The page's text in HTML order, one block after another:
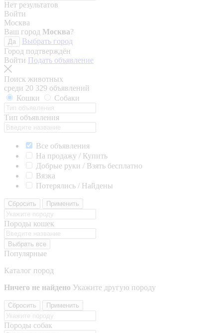
Нет результатов
Войти
Москва
Ваш город Москва?
Да
Выбрать город
Город подтверждён
Войти Подать объявление
Поиск животных
среди 20 329 объявлений
Кошки
Собаки
Тип объявления
Все объявления
На продажу / Купить
Добрые руки / Взять бесплатно
Вязка
Потерялись / Найдены
Сбросить Применить
Породы кошек
Выбрать все
Популярные
Каталог пород
Ничего не найдено Укажите другую породу
Сбросить Применить
Породы собак